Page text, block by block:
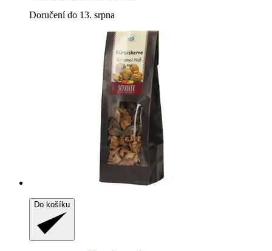
Doručení do 13. srpna
Do košíku